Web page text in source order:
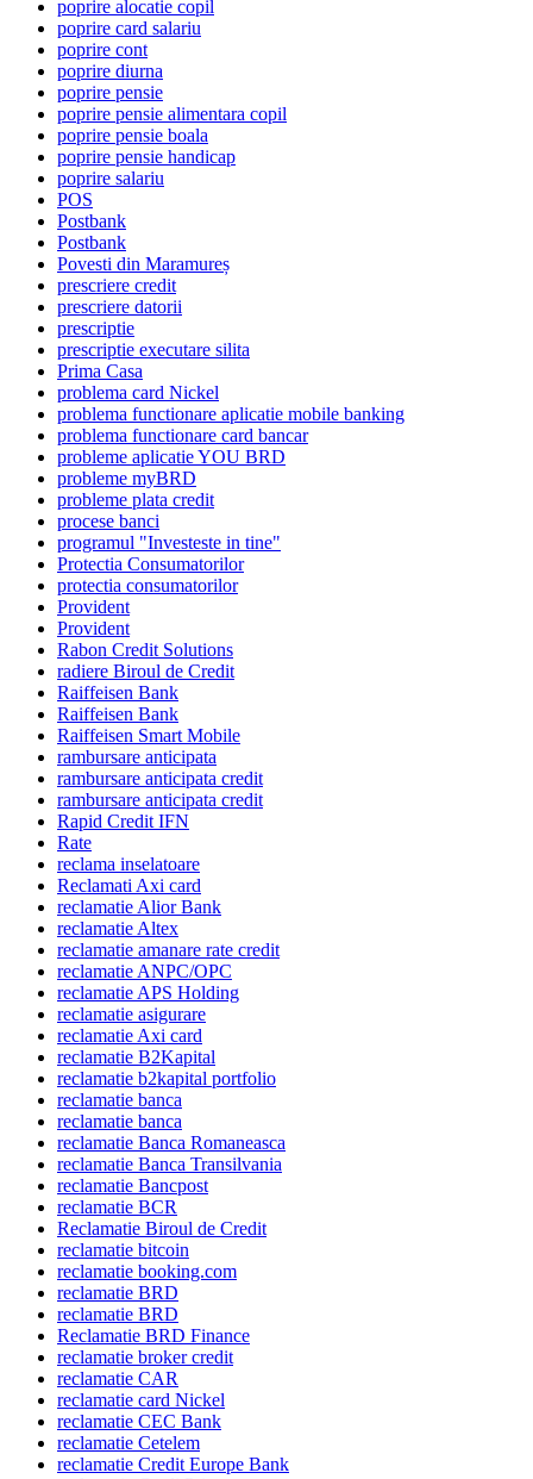
poprire alocatie copil
poprire card salariu
poprire cont
poprire diurna
poprire pensie
poprire pensie alimentara copil
poprire pensie boala
poprire pensie handicap
poprire salariu
POS
Postbank
Postbank
Povesti din Maramureș
prescriere credit
prescriere datorii
prescriptie
prescriptie executare silita
Prima Casa
problema card Nickel
problema functionare aplicatie mobile banking
problema functionare card bancar
probleme aplicatie YOU BRD
probleme myBRD
probleme plata credit
procese banci
programul "Investeste in tine"
Protectia Consumatorilor
protectia consumatorilor
Provident
Provident
Rabon Credit Solutions
radiere Biroul de Credit
Raiffeisen Bank
Raiffeisen Bank
Raiffeisen Smart Mobile
rambursare anticipata
rambursare anticipata credit
rambursare anticipata credit
Rapid Credit IFN
Rate
reclama inselatoare
Reclamati Axi card
reclamatie Alior Bank
reclamatie Altex
reclamatie amanare rate credit
reclamatie ANPC/OPC
reclamatie APS Holding
reclamatie asigurare
reclamatie Axi card
reclamatie B2Kapital
reclamatie b2kapital portfolio
reclamatie banca
reclamatie banca
reclamatie Banca Romaneasca
reclamatie Banca Transilvania
reclamatie Bancpost
reclamatie BCR
Reclamatie Biroul de Credit
reclamatie bitcoin
reclamatie booking.com
reclamatie BRD
reclamatie BRD
Reclamatie BRD Finance
reclamatie broker credit
reclamatie CAR
reclamatie card Nickel
reclamatie CEC Bank
reclamatie Cetelem
reclamatie Credit Europe Bank